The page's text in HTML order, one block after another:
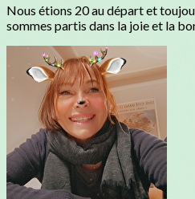
Nous étions 20 au départ et
sommes partis dans la joie et la